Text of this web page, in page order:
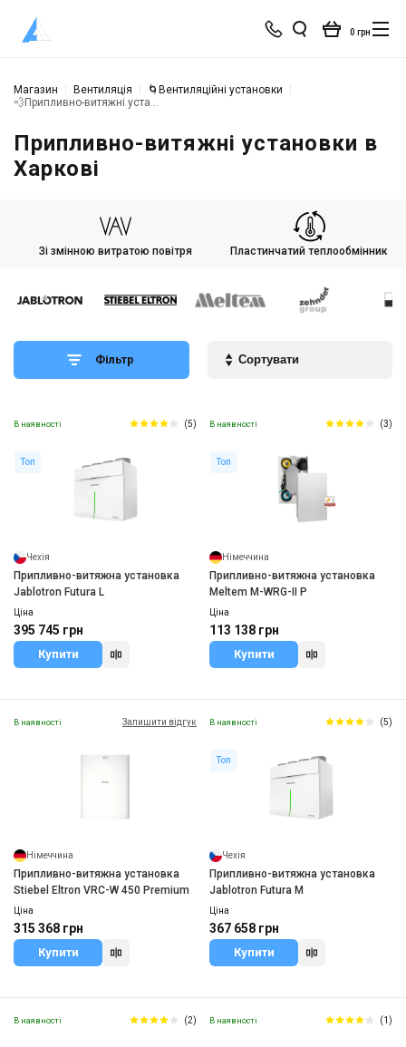
0 грн
Магазин Вентиляція
🌀Вентиляційні установки
💨Припливно-витяжні установки в Харкові
Припливно-витяжні установки в
Харкові
Зі змінною витратою повітря Пластинчатий теплообмінник
Фільтр
В наявності (5)
Топ
Чехія
Припливно-витяжна установка
Jablotron Futura L
Ціна
395 745 грн
Купити
В наявності (3)
Топ
Німеччина
Припливно-витяжна установка
Meltem M-WRG-II P
Ціна
113 138 грн
Купити
В наявності Залишити відгук
Німеччина
Припливно-витяжна установка
Stiebel Eltron VRC-W 450 Premium
Ціна
315 368 грн
Купити
В наявності (5)
Топ
Чехія
Припливно-витяжна установка
Jablotron Futura M
Ціна
367 658 грн
Купити
В наявності (2) В наявності (1)